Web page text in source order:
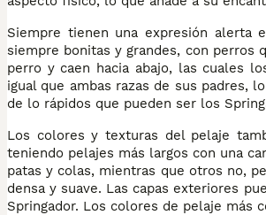
Siempre tienen una expresión alerta
siempre bonitas y grandes, con perros
perro y caen hacia abajo, las cuales
igual que ambas razas de sus padres,
de lo rápidos que pueden ser los
Los colores y texturas del pelaje
teniendo pelajes más largos con una
patas y colas, mientras que otros no,
densa y suave. Las capas exteriores
Springador. Los colores de pelaje más